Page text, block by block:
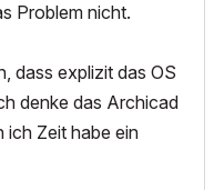
Problem nicht.
dass explizit das OS
denke das Archicad
ich Zeit habe ein